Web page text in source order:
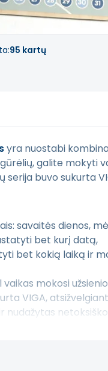
95 kartų
yra nuostabi
galite mokyti
serija buvo
savaitės dienos,
bet kurį datą,
bet kokią laiką ir
mokosi
VIGA,